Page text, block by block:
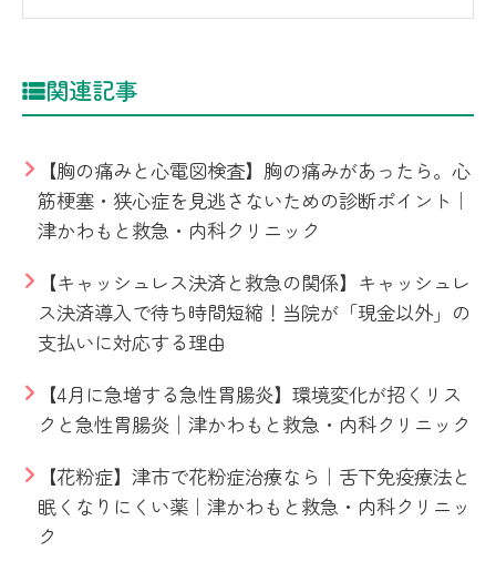
関連記事
【胸の痛みと心電図検査】胸の痛みがあったら。心
筋梗塞・狭心症を見逃さないための診断ポイント｜
津かわもと救急・内科クリニック
【キャッシュレス決済と救急の関係】キャッシュレ
ス決済導入で待ち時間短縮！当院が「現金以外」の
支払いに対応する理由
【4月に急増する急性胃腸炎】環境変化が招くリス
クと急性胃腸炎│津かわもと救急・内科クリニック
【花粉症】津市で花粉症治療なら｜舌下免疫療法と
眠くなりにくい薬｜津かわもと救急・内科クリニッ
ク